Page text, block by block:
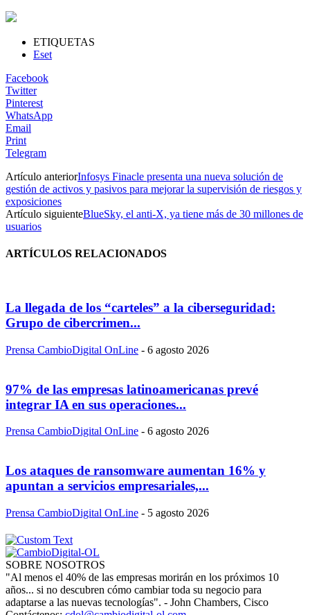
ETIQUETAS
Eset
Facebook
Twitter
Pinterest
WhatsApp
Email
Print
Telegram
Artículo anteriorInfosys Finacle presenta una nueva solución de
gestión de activos y pasivos para mejorar la supervisión de riesgos y
exposiciones
Artículo siguienteBlueSky, el anti-X, ya tiene más de 30 millones de
usuarios
ARTÍCULOS RELACIONADOS
La llegada de los “carteles” a la ciberseguridad:
Grupo de cibercrimen...
Prensa CambioDigital OnLine - 6 agosto 2026
97% de las empresas latinoamericanas prevé
integrar IA en sus operaciones...
Prensa CambioDigital OnLine - 6 agosto 2026
Los ataques de ransomware aumentan 16% y
apuntan a servicios empresariales,...
Prensa CambioDigital OnLine - 5 agosto 2026
SOBRE NOSOTROS
"Al menos el 40% de las empresas morirán en los próximos 10
años... si no descubren cómo cambiar toda su negocio para
adaptarse a las nuevas tecnologías". - John Chambers, Cisco